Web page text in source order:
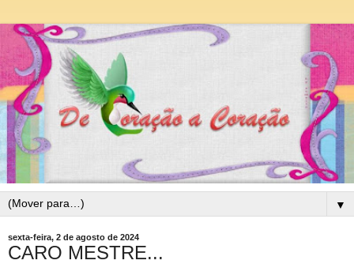
▼
sexta-feira, 2 de agosto de 2024
CARO MESTRE...